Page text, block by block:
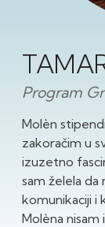
Program
Molèn
zakoračim u
izuzetno
sam želela da
komunikaciji i
Molèna nisam